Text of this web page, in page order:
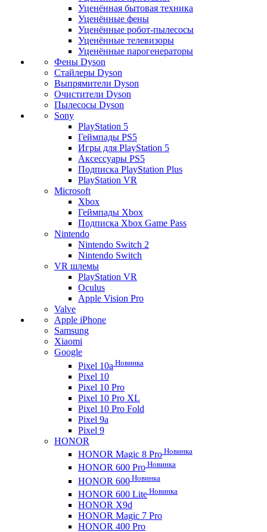
Уценённая бытовая техника
Уценённые фены
Уценённые робот-пылесосы
Уценённые телевизоры
Уценённые парогенераторы
Фены Dyson
Стайлеры Dyson
Выпрямители Dyson
Очистители Dyson
Пылесосы Dyson
Sony
PlayStation 5
Геймпады PS5
Игры для PlayStation 5
Аксессуары PS5
Подписка PlayStation Plus
PlayStation VR
Microsoft
Xbox
Геймпады Xbox
Подписка Xbox Game Pass
Nintendo
Nintendo Switch 2
Nintendo Switch
VR шлемы
PlayStation VR
Oculus
Apple Vision Pro
Valve
Apple iPhone
Samsung
Xiaomi
Google
Pixel 10a Новинка
Pixel 10
Pixel 10 Pro
Pixel 10 Pro XL
Pixel 10 Pro Fold
Pixel 9a
Pixel 9
HONOR
HONOR Magic 8 Pro Новинка
HONOR 600 Pro Новинка
HONOR 600 Новинка
HONOR 600 Lite Новинка
HONOR X9d
HONOR Magic 7 Pro
HONOR 400 Pro